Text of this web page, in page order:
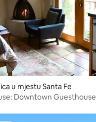
u mjestu Santa Fe
Downtown Guesthouse